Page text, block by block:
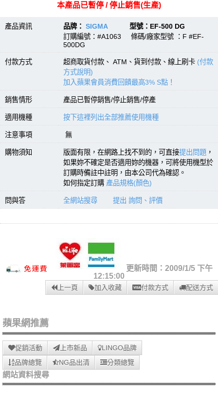
本產品已暫停 / 停止銷售(生產)
產品資訊 品牌： SIGMA 型號：EF-500 DG
訂購編號：#A1063 條碼/廠家型號 ：F #EF-
500DG
付款方式 超商取貨付款、 ATM、貨到付款、線上刷卡 (付款
方式說明)
加入蘋果會員消費回饋最高3% S點！
銷售情形 產品已暫停銷售/停止銷售/停產
適用機種 按下這裡列出全部推薦使用機種
注意事項 無
購物須知 版面有限，在網路上找不到的，可直接提出問題 ，
如果妳不確定是否適用妳的機器，可將使用機型於
訂購時備註中註明，由本公司代為確認。
如何指定訂購 產品規格(顏色)
問與答 全網站搜尋 提出 詢問、評價
更新時間：2009/1/5 下午
12:15:00
上一頁 加入收藏 付款方式 配送方式
蘋果網推薦
促銷活動 上市新品
LINGO品牌
品牌總覽
NG品出清 分類總覽
網站資料搜尋